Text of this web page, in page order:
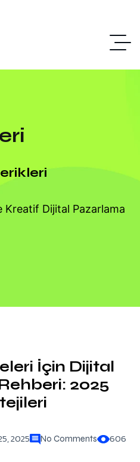
Kreatif Dijital Pazarlama
İçin Dijital
2025
2025 No Comments 606